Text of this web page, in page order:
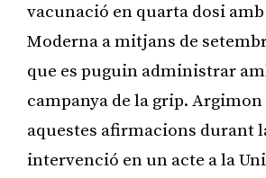
vacunació en quarta dosi
Moderna a mitjans de
que es puguin administrar
campanya de la grip.
aquestes afirmacions durant
intervenció en un acte a la